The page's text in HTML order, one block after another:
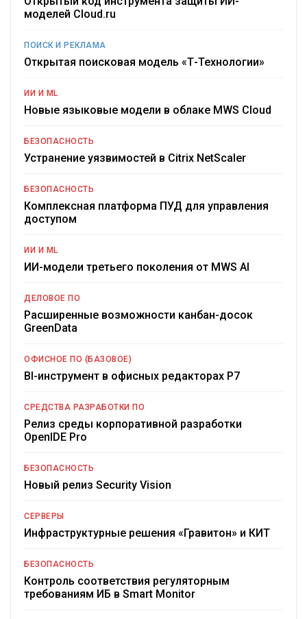
моделей Cloud.ru
ПОИСК И РЕКЛАМА
Открытая поисковая модель «Т-Технологии»
ИИ И ML
Новые языковые модели в облаке MWS Cloud
БЕЗОПАСНОСТЬ
Устранение уязвимостей в Citrix NetScaler
БЕЗОПАСНОСТЬ
Комплексная платформа ПУД для управления
доступом
ИИ И ML
ИИ-модели третьего поколения от MWS AI
ДЕЛОВОЕ ПО
Расширенные возможности канбан-досок
GreenData
ОФИСНОЕ ПО (БАЗОВОЕ)
BI-инструмент в офисных редакторах Р7
СРЕДСТВА РАЗРАБОТКИ ПО
Релиз среды корпоративной разработки
OpenIDE Pro
БЕЗОПАСНОСТЬ
Новый релиз Security Vision
СЕРВЕРЫ
Инфраструктурные решения «Гравитон» и КИТ
БЕЗОПАСНОСТЬ
Контроль соответствия регуляторным
требованиям ИБ в Smart Monitor